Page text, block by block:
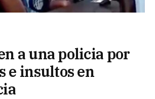
a una policia por
e insultos en